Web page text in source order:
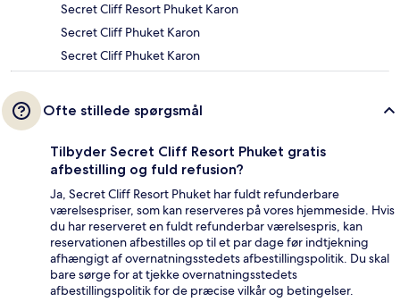
Secret Cliff Resort Phuket Karon
Secret Cliff Phuket Karon
Secret Cliff Phuket Karon
Ofte stillede spørgsmål
Tilbyder Secret Cliff Resort Phuket gratis
afbestilling og fuld refusion?
Ja, Secret Cliff Resort Phuket har fuldt refunderbare
værelsespriser, som kan reserveres på vores hjemmeside. Hvis
du har reserveret en fuldt refunderbar værelsespris, kan
reservationen afbestilles op til et par dage før indtjekning
afhængigt af overnatningsstedets afbestillingspolitik. Du skal
bare sørge for at tjekke overnatningsstedets
afbestillingspolitik for de præcise vilkår og betingelser.